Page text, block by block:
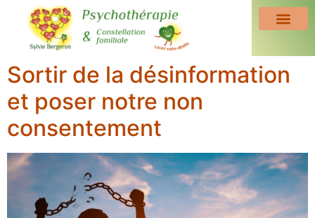
Sortir de la désinformation
et poser notre non
consentement